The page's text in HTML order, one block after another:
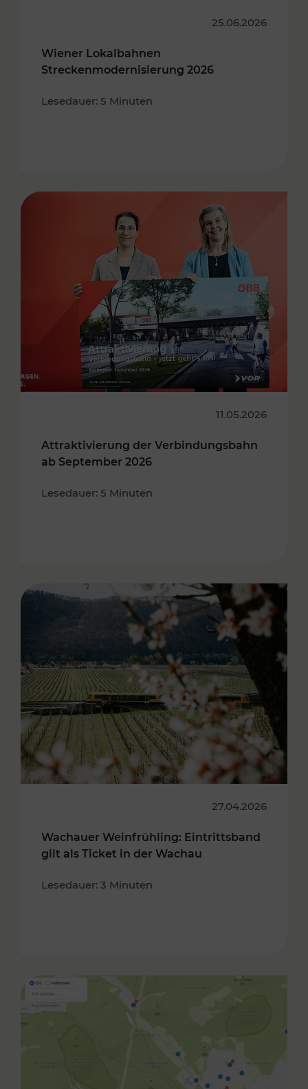
25.06.2026
Wiener Lokalbahnen
Streckenmodernisierung 2026
Lesedauer: 5 Minuten
11.05.2026
Attraktivierung der Verbindungsbahn
ab September 2026
Lesedauer: 5 Minuten
27.04.2026
Wachauer Weinfrühling: Eintrittsband
gilt als Ticket in der Wachau
Lesedauer: 3 Minuten